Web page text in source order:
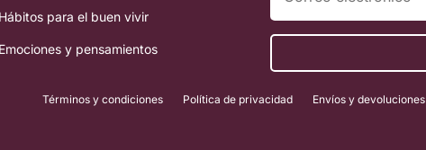
Hábitos para el buen vivir
Emociones y pensamientos
Términos y condiciones Política de privacidad Envíos y devoluciones